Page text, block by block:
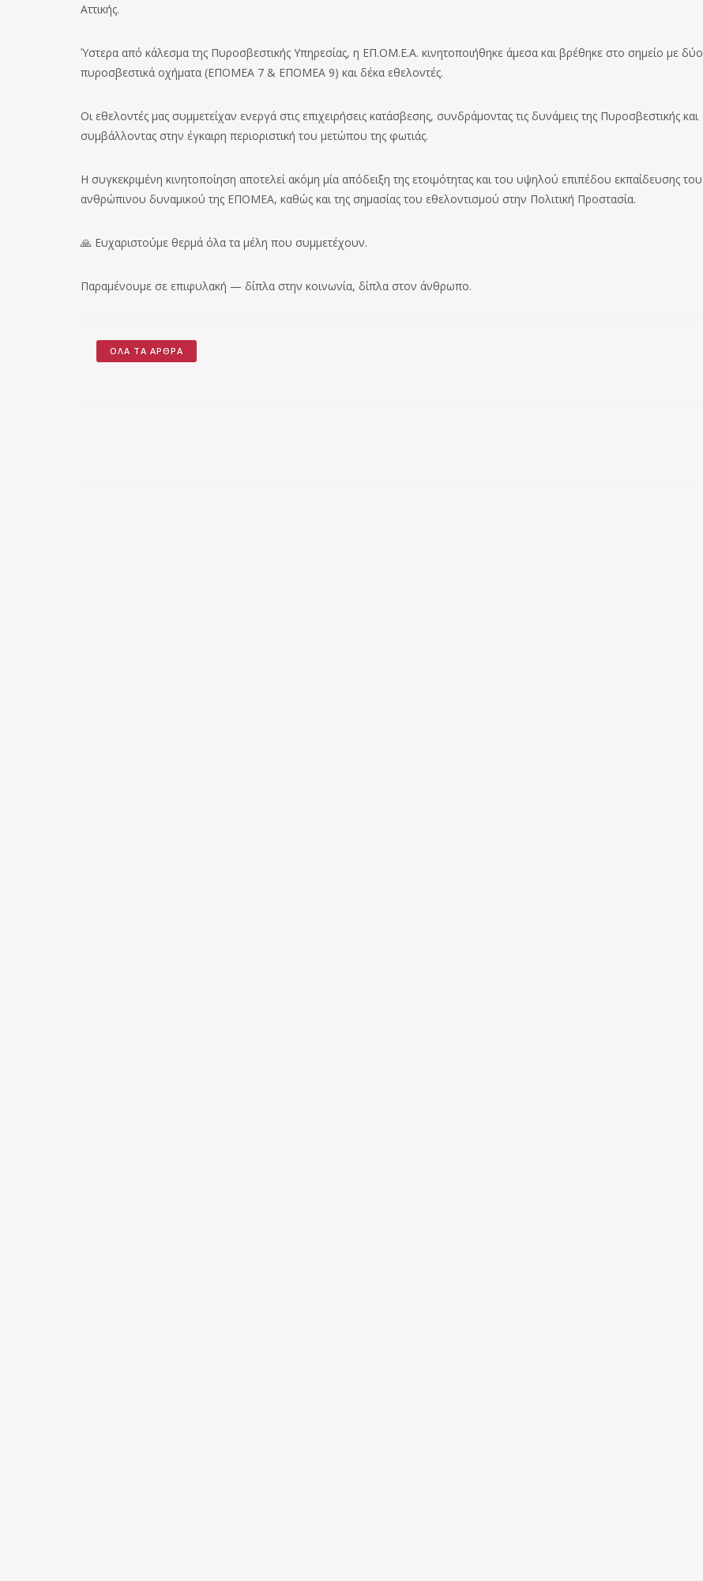
Αττικής.
Ύστερα από κάλεσμα της Πυροσβεστικής Υπηρεσίας, η ΕΠ.ΟΜ.Ε.Α. κινητοποιήθηκε άμεσα και βρέθηκε στο σημείο με δύο
πυροσβεστικά οχήματα (ΕΠΟΜΕΑ 7 & ΕΠΟΜΕΑ 9) και δέκα εθελοντές.
Οι εθελοντές μας συμμετείχαν ενεργά στις επιχειρήσεις κατάσβεσης, συνδράμοντας τις δυνάμεις της Πυροσβεστικής και
συμβάλλοντας στην έγκαιρη περιοριστική του μετώπου της φωτιάς.
Η συγκεκριμένη κινητοποίηση αποτελεί ακόμη μία απόδειξη της ετοιμότητας και του υψηλού επιπέδου εκπαίδευσης του
ανθρώπινου δυναμικού της ΕΠΟΜΕΑ, καθώς και της σημασίας του εθελοντισμού στην Πολιτική Προστασία.
🙏 Ευχαριστούμε θερμά όλα τα μέλη που συμμετέχουν.
Παραμένουμε σε επιφυλακή — δίπλα στην κοινωνία, δίπλα στον άνθρωπο.
ΌΛΑ ΤΑ ΆΡΘΡΑ